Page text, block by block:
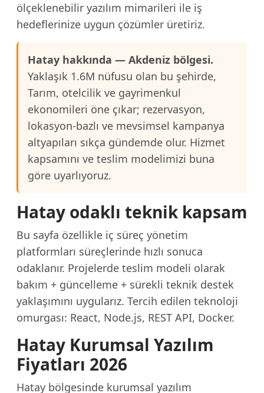
ölçeklenebilir yazılım mimarileri ile iş
hedeflerinize uygun çözümler üretiriz.
Hatay hakkında — Akdeniz bölgesi.
Yaklaşık 1.6M nüfusu olan bu şehirde,
Tarım, otelcilik ve gayrimenkul
ekonomileri öne çıkar; rezervasyon,
lokasyon-bazlı ve mevsimsel kampanya
altyapıları sıkça gündemde olur. Hizmet
kapsamını ve teslim modelimizi buna
göre uyarlıyoruz.
Hatay odaklı teknik kapsam
Bu sayfa özellikle iç süreç yönetim
platformları süreçlerinde hızlı sonuca
odaklanır. Projelerde teslim modeli olarak
bakım + güncelleme + sürekli teknik destek
yaklaşımını uygularız. Tercih edilen teknoloji
omurgası: React, Node.js, REST API, Docker.
Hatay Kurumsal Yazılım
Fiyatları 2026
Hatay bölgesinde kurumsal yazılım